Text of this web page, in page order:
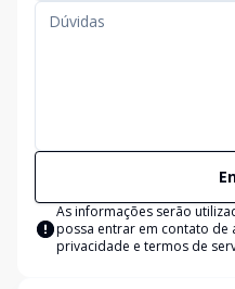
As informações serão
possa entrar em contato de
privacidade e termos de